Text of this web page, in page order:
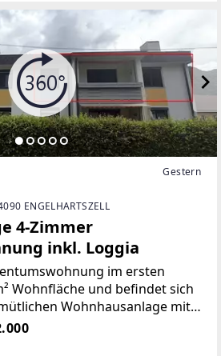
Gestern
ENGELHARTSZELL
4-Zimmer
inkl. Loggia
im ersten
Wohnfläche und befindet sich
Wohnhausanlage mit
jeweils vier Einheiten. Die
sorgt für eine angenehme,